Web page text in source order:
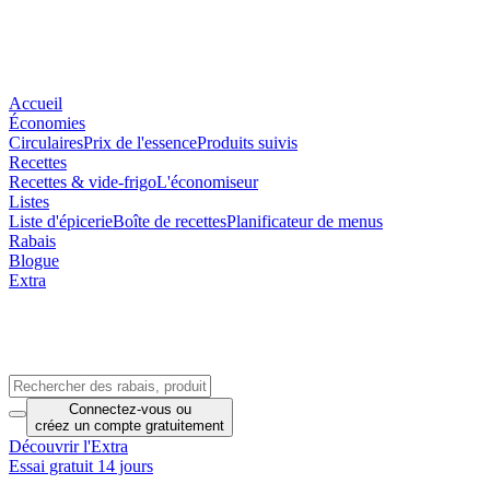
Accueil
Économies
CirculairesPrix de l'essenceProduits suivis
Recettes
Recettes & vide-frigoL'économiseur
Listes
Liste d'épicerieBoîte de recettesPlanificateur de menus
Rabais
Blogue
Extra
Connectez-vous ou
créez un compte gratuitement
Découvrir l'Extra
Essai gratuit 14 jours